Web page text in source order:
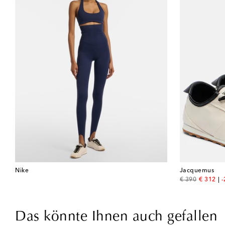
Nike
Jacquemus
€ 390
original price
€ 312
discount-
Das könnte Ihnen auch gefallen